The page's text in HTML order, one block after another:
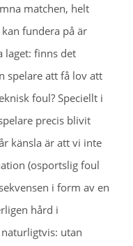
matchen, helt
fundera på är
laget: finns det
spelare att få lov att
foul? Speciellt i
precis blivit
känsla är att vi inte
(osportslig foul
i form av en
hård i
utan